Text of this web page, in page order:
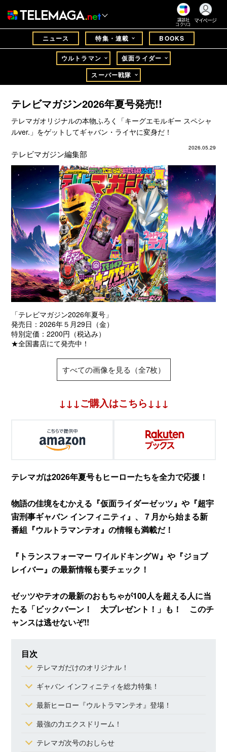
講談社
コクリコ
マイページ
ニュース 特集・連載 BOOKS
ウルトラマン
仮面ライダー
スーパー戦隊
テレビマガジン2026年夏号発売!!
テレマガオリジナルの本物ふろく「キーグエモルギー スペシャ
ルver.」をゲットしてギャバン・ライヤに変身だ！
2026.05.29
テレビマガジン編集部
「テレビマガジン2026年夏号」
発売日：2026年５月29日（金）
特別定価：2200円（税込み）
★全国書店にて発売中！
すべての画像を見る（全7枚）
↓↓↓ご購入はこちら↓↓↓
テレマガは2026年夏号もヒーローたちを全力で応援！
物語の佳境をむかえる『仮面ライダーゼッツ』や『超宇
宙刑事ギャバン インフィニティ』、７月から始まる新
番組『ウルトラマンテオ』の情報も満載だ！
『トランスフォーマー ワイルドキングＷ』や『ジョブ
レイバー』の最新情報も要チェック！
ゼッツやテオの最新のおもちゃが100人を超える人に当
たる「ビックバーン！ 大プレゼント！」も！ このチ
ャンスは逃せないぞ!!
目次
テレマガだけのオリジナル！
ギャバン インフィニティを総力特集！
最新ヒーロー『ウルトラマンテオ』登場！
最強の力エクスドリーム！
テレマガ次号のおしらせ